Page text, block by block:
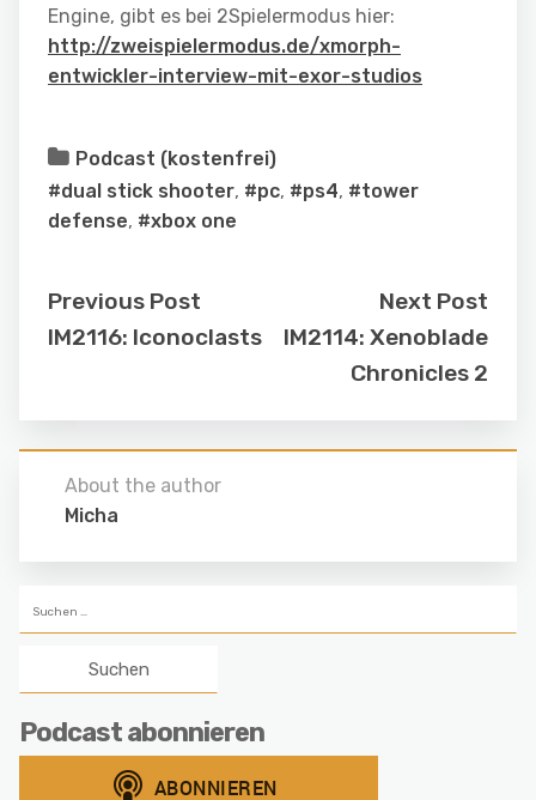
Engine, gibt es bei 2Spielermodus hier:
http://zweispielermodus.de/xmorph-
entwickler-interview-mit-exor-studios
Podcast (kostenfrei)
#dual stick shooter, #pc, #ps4, #tower
defense, #xbox one
Previous Post
IM2116: Iconoclasts
Next Post
IM2114: Xenoblade
Chronicles 2
About the author
Micha
nach:
Podcast abonnieren